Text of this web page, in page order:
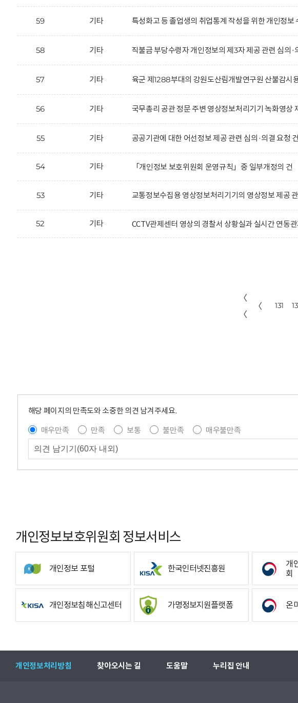
59 기타 특성화고 등 졸업생의 취업통계 작성을 위한 개인정보
58 기타 직불금 부당수령자 개인정보의 제3자 제공 관련 심의·
57 기타 육군 제1288부대의 강원도산림개발연구원 산불감시
56 기타 국무총리 공관 정문 주변 영상정보처리기기 녹화영상
55 기타 공공기관에 대한 어선정보 제공 관련 심의·의결 요청 건
54 기타 「개인정보 보호위원회 운영규칙」중 일부개정의 건
53 기타 교통정보수집용 영상정보처리기기의 영상정보 제공
52 기타 CCTV관제센터 영상의 경찰서 상황실과 실시간 연동
〈
〈
〈 131
해당 페이지의 만족도와 소중한 의견 남겨주세요.
매우만족
만족 보통 불만족 매우불만족
개인정보보호위원회 정보서비스
개인정보 포털 한국인터넷진흥원
개
회
개인정보침해신고센터 가명정보지원플랫폼 온
개인정보처리방침 찾아오시는 길 도움말 누리집 안내